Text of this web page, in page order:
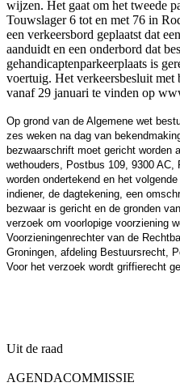
wijzen. Het gaat om het tweede
Touwslager 6 tot en met 76 in
een verkeersbord geplaatst dat
aanduidt en een onderbord dat
gehandicaptenparkeerplaats is
voertuig. Het verkeersbesluit met
vanaf 29 januari te vinden op
Op grond van de Algemene wet
zes weken na dag van
bezwaarschrift moet gericht worden
wethouders, Postbus 109, 9300
worden ondertekend en het
indiener, de dagtekening, een
bezwaar is gericht en de gronden
verzoek om voorlopige voorziening
Voorzieningenrechter van de
Groningen, afdeling Bestuursrecht,
Voor het verzoek wordt griffierecht
Uit de raad
AGENDACOMMISSIE